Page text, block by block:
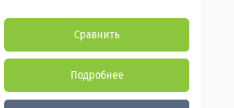
Сравнить
Подробнее